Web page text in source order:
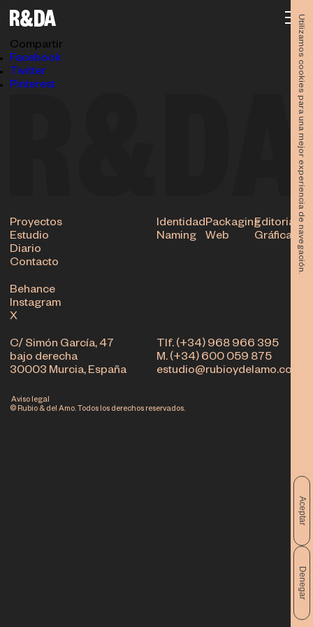
Utilizamos cookies para una mejor experiencia de navegación.
Aceptar
Denegar
13.05.2026
Compartir
Facebook
Twitter
Pinterest
Tlf. (+34) 968 966 395
M. (+34) 600 059 875
estudio@rubioydelamo.com
C/ Simón García, 47
bajo derecha
30003 Murcia, España
Proyectos
Estudio
Diario
Contacto
IdentidadPackagingEditorial
Naming
Web Gráfica
Behance
Instagram
X
© Rubio & del Amo. Todos los derechos reservados.
Aviso legal